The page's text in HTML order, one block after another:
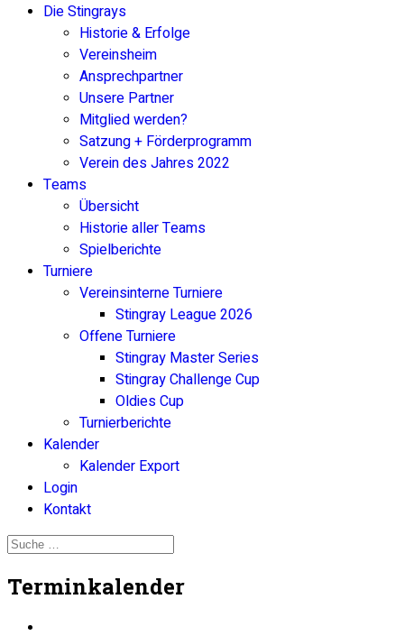
Die Stingrays
Historie & Erfolge
Vereinsheim
Ansprechpartner
Unsere Partner
Mitglied werden?
Satzung + Förderprogramm
Verein des Jahres 2022
Teams
Übersicht
Historie aller Teams
Spielberichte
Turniere
Vereinsinterne Turniere
Stingray League 2026
Offene Turniere
Stingray Master Series
Stingray Challenge Cup
Oldies Cup
Turnierberichte
Kalender
Kalender Export
Login
Kontakt
Terminkalender